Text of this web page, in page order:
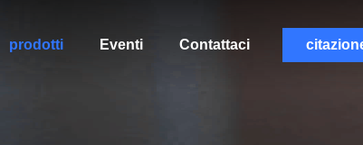
prodotti Eventi Contattaci